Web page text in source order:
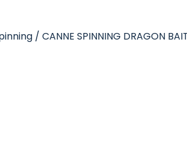
/ CANNE SPINNING DRAGON